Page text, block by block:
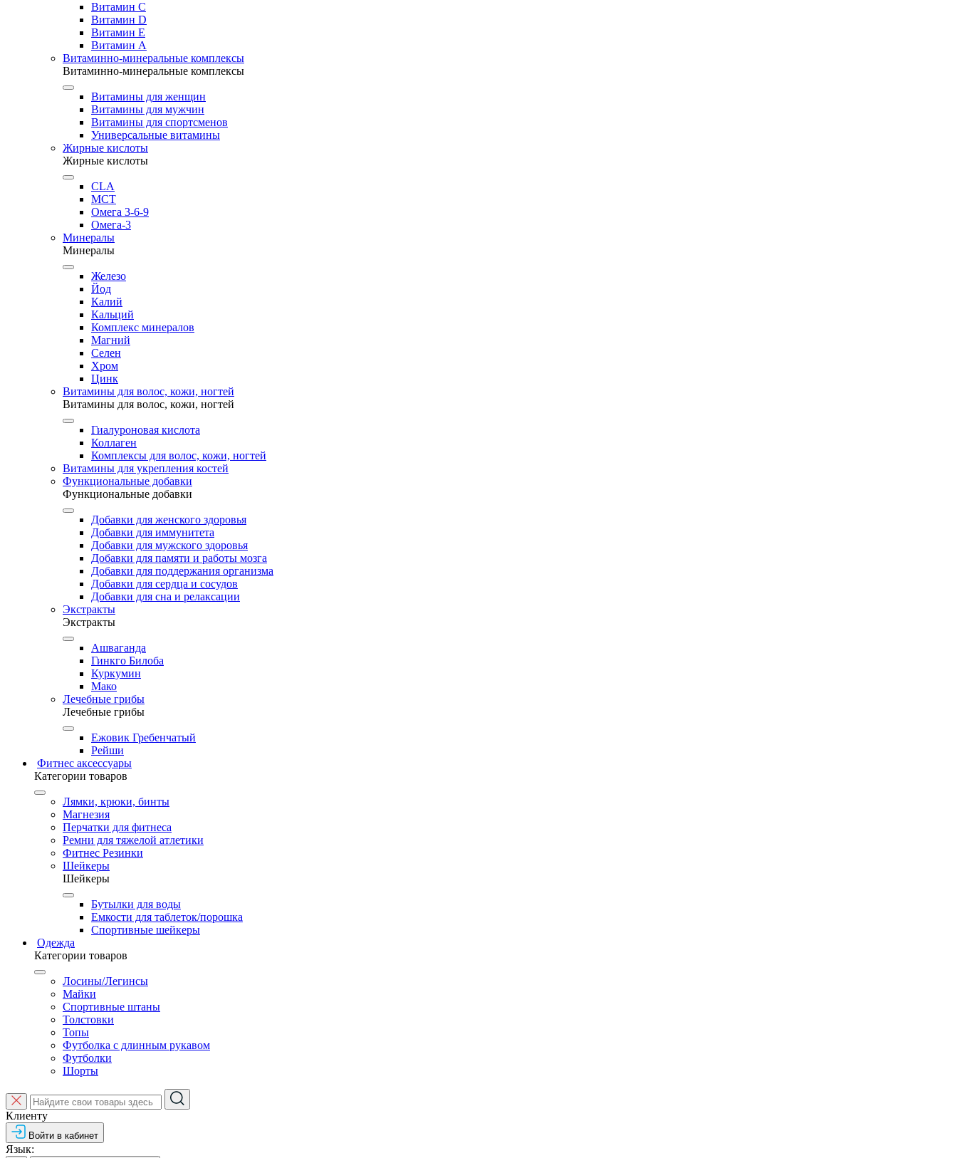
Витамин C
Витамин D
Витамин E
Витамин А
Витаминно-минеральные комплексы
Витаминно-минеральные комплексы
Витамины для женщин
Витамины для мужчин
Витамины для спортсменов
Универсальные витамины
Жирные кислоты
Жирные кислоты
CLA
MCT
Омега 3-6-9
Омега-3
Минералы
Минералы
Железо
Йод
Калий
Кальций
Комплекс минералов
Магний
Селен
Хром
Цинк
Витамины для волос, кожи, ногтей
Витамины для волос, кожи, ногтей
Гиалуроновая кислота
Коллаген
Комплексы для волос, кожи, ногтей
Витамины для укрепления костей
Функциональные добавки
Функциональные добавки
Добавки для женского здоровья
Добавки для иммунитета
Добавки для мужского здоровья
Добавки для памяти и работы мозга
Добавки для поддержания организма
Добавки для сердца и сосудов
Добавки для сна и релаксации
Экстракты
Экстракты
Ашваганда
Гинкго Билоба
Куркумин
Мако
Лечебные грибы
Лечебные грибы
Ежовик Гребенчатый
Рейши
Фитнес аксессуары
Категории товаров
Лямки, крюки, бинты
Магнезия
Перчатки для фитнеса
Ремни для тяжелой атлетики
Фитнес Резинки
Шейкеры
Шейкеры
Бутылки для воды
Емкости для таблеток/порошка
Спортивные шейкеры
Одежда
Категории товаров
Лосины/Легинсы
Майки
Спортивные штаны
Толстовки
Топы
Футболка с длинным рукавом
Футболки
Шорты
Клиенту
Войти в кабинет
Язык: